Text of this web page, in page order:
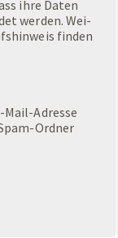
ihre Daten
wer­den. Wei­
fin­den
Adres­se
Ord­ner